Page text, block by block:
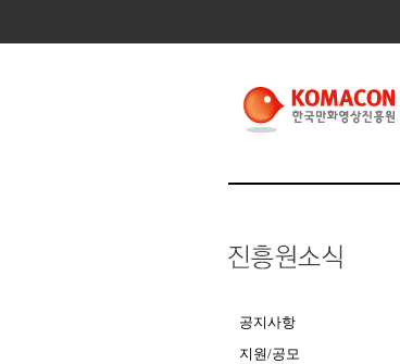
공지사항
지원/공모